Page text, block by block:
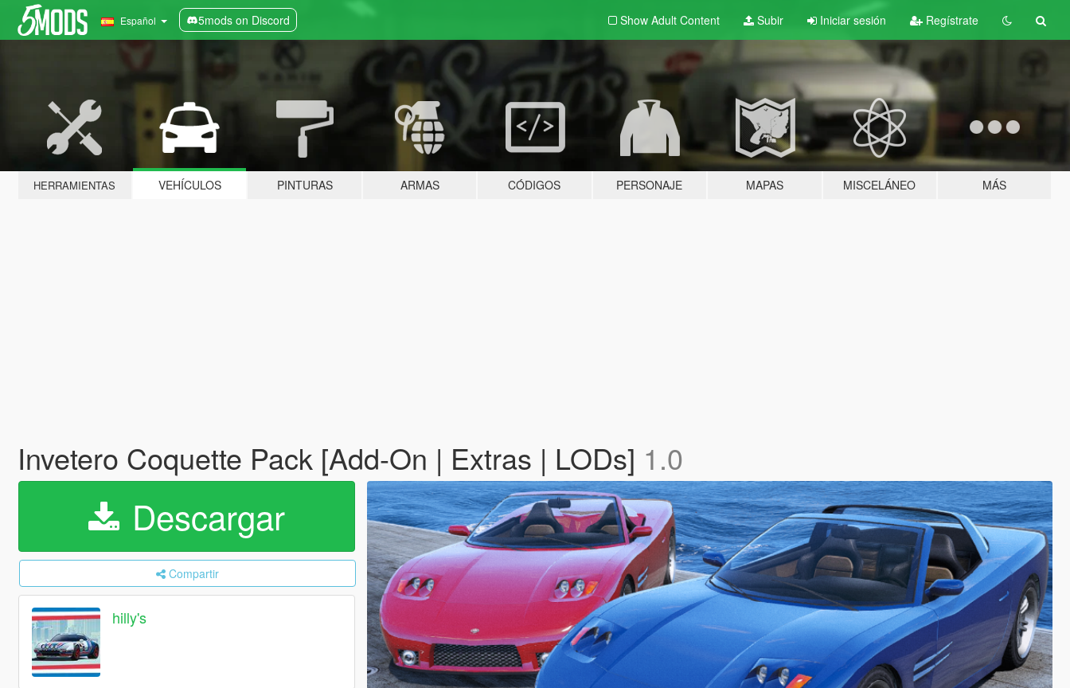
Español 5mods on Discord Show Adult Content Subir Iniciar sesión Regístrate
HERRAMIENTAS VEHÍCULOS PINTURAS ARMAS CÓDIGOS PERSONAJE MAPAS MISCELÁNEO MÁS
Invetero Coquette Pack [Add-On | Extras | LODs] 1.0
Descargar
Compartir
hilly's